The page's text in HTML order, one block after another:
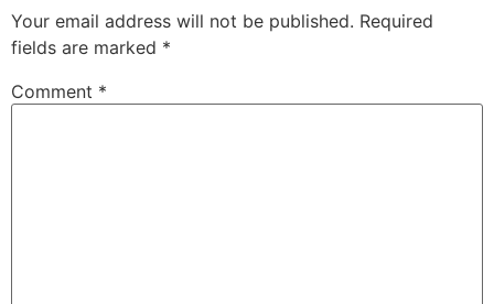
Your email address will not be published. Required
fields are marked *
Comment *